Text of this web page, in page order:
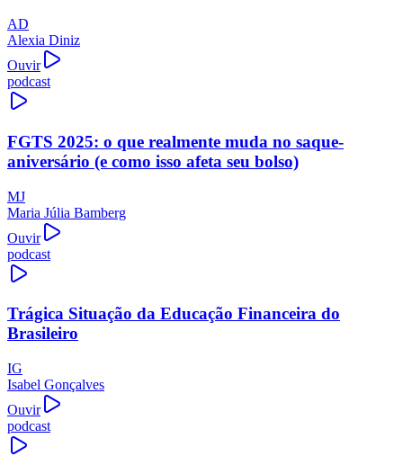
AD
Alexia Diniz
Ouvir
podcast
FGTS 2025: o que realmente muda no saque-
aniversário (e como isso afeta seu bolso)
MJ
Maria Júlia Bamberg
Ouvir
podcast
Trágica Situação da Educação Financeira do
Brasileiro
IG
Isabel Gonçalves
Ouvir
podcast